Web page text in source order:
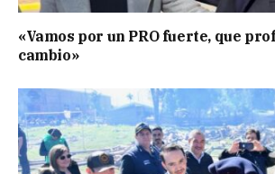
«Vamos por un PRO fuerte, que
cambio»